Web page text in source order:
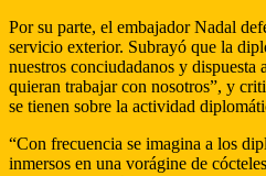
Por su parte, el embajador Nadal
servicio exterior. Subrayó que la
nuestros conciudadanos y dispuesta
quieran trabajar con nosotros”, y
se tienen sobre la actividad
“Con frecuencia se imagina a los
inmersos en una vorágine de